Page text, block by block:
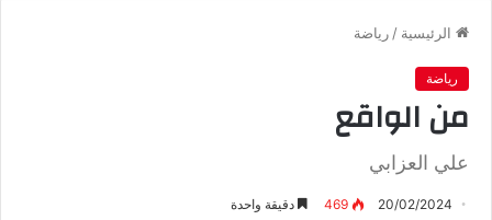
الرئيسية / رياضة
رياضة
من الواقع
علي العزابي
20/02/2024
469 دقيقة واحدة